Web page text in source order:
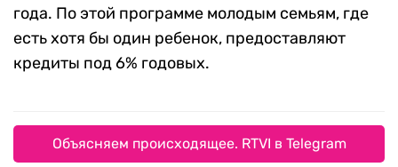
года. По этой программе молодым семьям, где
есть хотя бы один ребенок, предоставляют
кредиты под 6% годовых.
Объясняем происходящее. RTVI в Telegram